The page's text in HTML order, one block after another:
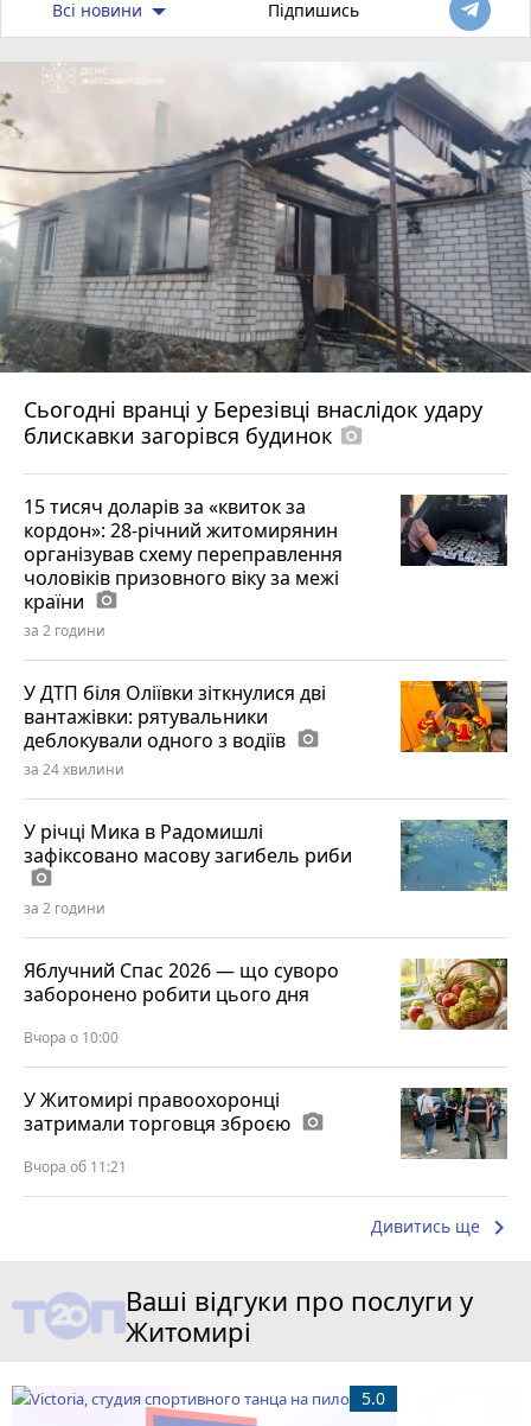
Всі новини Підпишись
Сьогодні вранці у Березівці внаслідок удару
блискавки загорівся будинок photo_camera
15 тисяч доларів за «квиток за
кордон»: 28-річний житомирянин
організував схему переправлення
чоловіків призовного віку за межі
країни photo_camera
за 2 години
У ДТП біля Оліївки зіткнулися дві
вантажівки: рятувальники
деблокували одного з водіїв photo_camera
за 24 хвилини
У річці Мика в Радомишлі
зафіксовано масову загибель риби
photo_camera
за 2 години
Яблучний Спас 2026 — що суворо
заборонено робити цього дня
Вчора о 10:00
У Житомирі правоохоронці
затримали торговця зброєю photo_camera
Вчора об 11:21
Дивитись ще keyboard_arrow_right
Ваші відгуки про послуги у
Житомирі
5.0